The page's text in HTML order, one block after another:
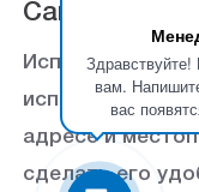
Здравствуйте!
вам.
вас
© 2003-2025
«Стройоптторг»
Ставропольское
БИК 040702615
Сайт
Используя
использование
адресе и
сделать его